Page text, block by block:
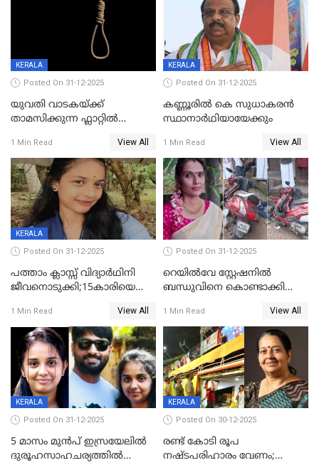
KERALA
Posted On 31-12-2025
യുവതി വാടകയ്ക്ക്
താമസിക്കുന്ന ഫ്ലാറ്റില്‍
സംഭവം കൈതപ്പൊയിലില്‍
1 Min Read View All
KERALA
Posted On 31-12-2025
കണ്ണൂരിൽ കെ സുധാകരൻ
സ്ഥാനാർഥിയായേക്കും
1 Min Read View All
KERALA
Posted On 31-12-2025
പത്താം ക്ലാസ്സ് വിദ്യാര്‍ഥിനി
ജീവനൊടുക്കി;15കാരിയെ
കിടപ്പുമുറിയില്‍ തൂങ്ങി മരിച്ച
നിലയിൽ
1 Min Read View All
Posted On 31-12-2025
റെയിൽവേ സ്റ്റേഷനിൽ
ബന്ധുവിനെ കൊണ്ടാക്കി
ലോറി സ്കൂട്ടറിൽ ഇടിച്ചു :
യുവതിക്ക് ദാരുണാന്ത്യം
1 Min Read View All
KERALA
Posted On 31-12-2025
5 മാസം മുൻപ് ഇസ്രയേലിൽ
ദുരൂഹസാഹചര്യത്തിൽ
KERALA
Posted On 30-12-2025
രണ്ട് കോടി രൂപ
നഷ്ടപരിഹാരം വേണം;